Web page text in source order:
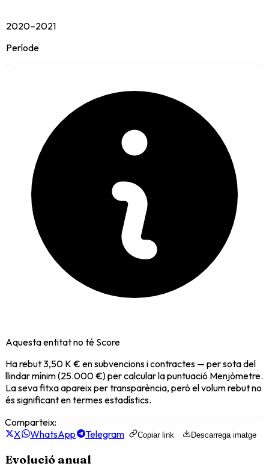
2020–2021
Període
Aquesta entitat no té Score
Ha rebut3,50 K € en subvencions i contractes — per sota del
llindar mínim (25.000 €) per calcular la puntuació Menjòmetre.
La seva fitxa apareix per transparència, però el volum rebut no
és significant en termes estadístics.
Comparteix:
X
WhatsApp Telegram Copiar link Descarrega imatge
Evolució anual